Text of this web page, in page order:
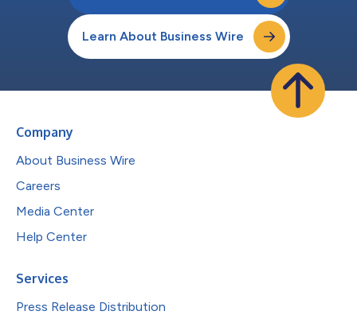
Learn About Business Wire
Company
About Business Wire
Careers
Media Center
Help Center
Services
Press Release Distribution